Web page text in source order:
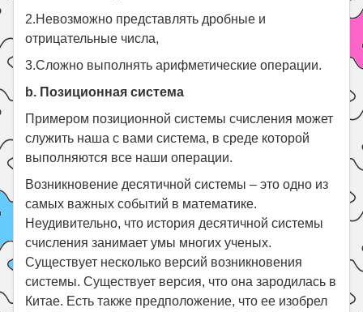
2.Невозможно представлять дробные и
отрицательные числа,
3.Сложно выполнять арифметические операции.
b. Позиционная система
Примером позиционной системы счисления может
служить наша с вами система, в среде которой
выполняются все наши операции.
Возникновение десятичной системы – это одно из
самых важных событий в математике.
Неудивительно, что история десятичной системы
счисления занимает умы многих ученых.
Существует несколько версий возникновения
системы. Существует версия, что она зародилась в
Китае. Есть также предположение, что ее изобрел